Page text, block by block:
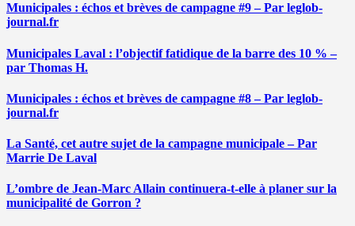
Municipales : échos et brèves de campagne #9 – Par leglob-
journal.fr
Municipales Laval : l’objectif fatidique de la barre des 10 % –
par Thomas H.
Municipales : échos et brèves de campagne #8 – Par leglob-
journal.fr
La Santé, cet autre sujet de la campagne municipale – Par
Marrie De Laval
L’ombre de Jean-Marc Allain continuera-t-elle à planer sur la
municipalité de Gorron ?